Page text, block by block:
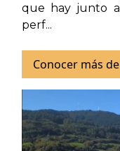
que hay junto
perf...
Conocer más